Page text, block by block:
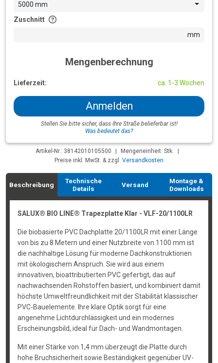
5000 mm
Zuschnitt
mm
Mengenberechnung
Lieferzeit: ca. 1-3 Wochen
Anmelden
Stellen Sie bitte sicher, dass Ihre Straße belieferbar ist!
Was bedeutet das?
Artikel-Nr.: 38142010105500 Mengeneinheit: Stk.
Preise inkl. MwSt. & zzgl. Versandkosten
Beschreibung
Technische
Details
Versand
Montage &
Downloads
SALUX® BIO LINE® Trapezplatte Klar - VLF-20/1100LR
Die biobasierte PVC Dachplatte 20/1100LR mit einer Länge
von bis zu 8 Metern und einer Nutzbreite von 1100 mm ist
die nachhaltige Lösung für moderne Dachkonstruktionen
mit ökologischem Anspruch. Sie wird aus einem
innovativen, bioattributierten PVC gefertigt, das auf
nachwachsenden Rohstoffen basiert, und kombiniert damit
höchste Umweltfreundlichkeit mit der Stabilität klassischer
PVC-Bauelemente. Ihre klare Optik sorgt für eine
angenehme Lichtdurchlässigkeit und ein modernes
Erscheinungsbild, ideal für Dach- und Wandmontagen.
Mit einer Stärke von 1,4 mm überzeugt die Platte durch
hohe Bruchsicherheit sowie Beständigkeit gegenüber UV-